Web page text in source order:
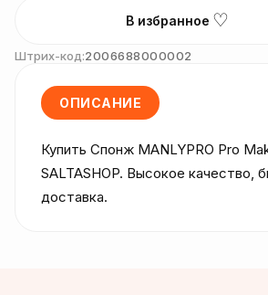
В избранное ♡
Штрих-код:2006688000002
ОПИСАНИЕ
Купить Спонж MANLYPRO Pro
SALTASHOP. Высокое качество,
доставка.